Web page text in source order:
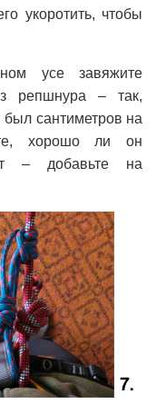
укоротить, чтобы
усе завяжите
репшнура – так,
был сантиметров на
хорошо ли он
– добавьте на